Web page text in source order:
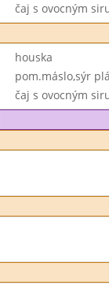
čaj s ovocným
houska
pom.máslo,sýr
čaj s ovocným